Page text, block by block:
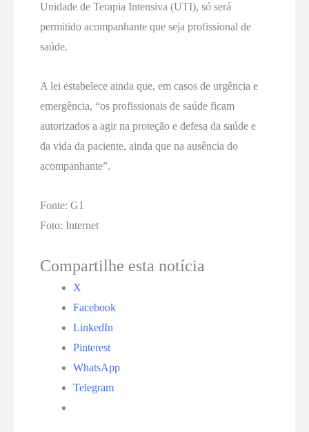
Unidade de Terapia Intensiva (UTI), só será
permitido acompanhante que seja profissional de
saúde.
A lei estabelece ainda que, em casos de urgência e
emergência, “os profissionais de saúde ficam
autorizados a agir na proteção e defesa da saúde e
da vida da paciente, ainda que na ausência do
acompanhante”.
Fonte: G1
Foto: Internet
Compartilhe esta notícia
X
Facebook
LinkedIn
Pinterest
WhatsApp
Telegram